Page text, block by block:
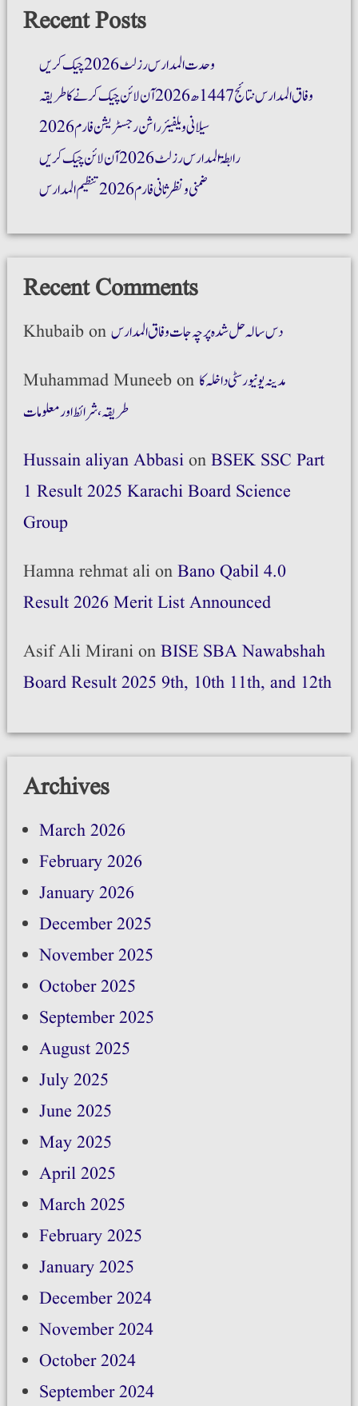
Recent Posts
وحدت المدارس رزلٹ 2026 چیک کریں
وفاق المدارس نتائج 1447ھ 2026 آن لائن چیک کرنے کا طریقہ
سیلانی ویلفیئر راشن رجسٹریشن فارم 2026
رابطۃ المدارس رزلٹ 2026 آن لائن چیک کریں
ضمنی و نظر ثانی فارم 2026 تنظیم المدارس
Recent Comments
Khubaibonدس سالہ حل شدہ پرچہ جات وفاق المدارس
Muhammad Muneebon مدینہ یونیورسٹی داخلہ کا
طریقہ،شرائط اور معلومات
Hussain aliyan AbbasionBSEK SSC Part
1 Result 2025 Karachi Board Science
Group
Hamna rehmat alionBano Qabil 4.0
Result 2026 Merit List Announced
Asif Ali MiranionBISE SBA Nawabshah
Board Result 2025 9th, 10th 11th, and 12th
Archives
March 2026
February 2026
January 2026
December 2025
November 2025
October 2025
September 2025
August 2025
July 2025
June 2025
May 2025
April 2025
March 2025
February 2025
January 2025
December 2024
November 2024
October 2024
September 2024